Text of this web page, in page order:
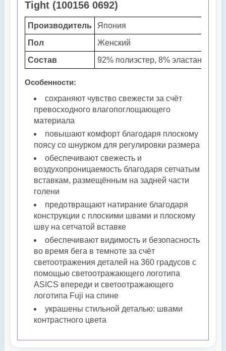
Tight (100156 0692)
Производитель
Япония
Пол
Женский
Состав
92% полиэстер, 8% эластан.
Особенности:
сохраняют чувство свежести за счёт
превосходного влагопоглощающего
материала
повышают комфорт благодаря плоскому
поясу со шнурком для регулировки размера
обеспечивают свежесть и
воздухопроницаемость благодаря сетчатым
вставкам, размещённым на задней части
голени
предотвращают натирание благодаря
конструкции с плоскими швами и плоскому
шву на сетчатой вставке
обеспечивают видимость и безопасность
во время бега в темноте за счёт
светоотражения деталей на 360 градусов с
помощью светоотражающего логотипа
ASICS впереди и светоотражающего
логотипа Fuji на спине
украшены стильной деталью: швами
контрастного цвета